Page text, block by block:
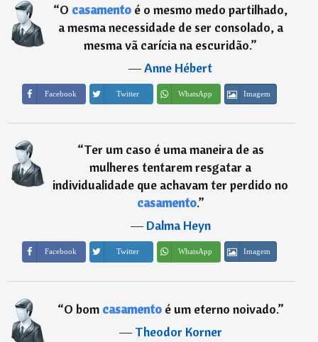
“O casamento é o mesmo medo partilhado,
a mesma necessidade de ser consolado, a
mesma vã carícia na escuridão.”
―Anne Hébert
Facebook Twitter WhatsApp Imagem
“Ter um caso é uma maneira de as
mulheres tentarem resgatar a
individualidade que achavam ter perdido no
casamento.”
―Dalma Heyn
Facebook Twitter WhatsApp Imagem
“O bom casamentoé um eterno noivado.”
―Theodor Korner